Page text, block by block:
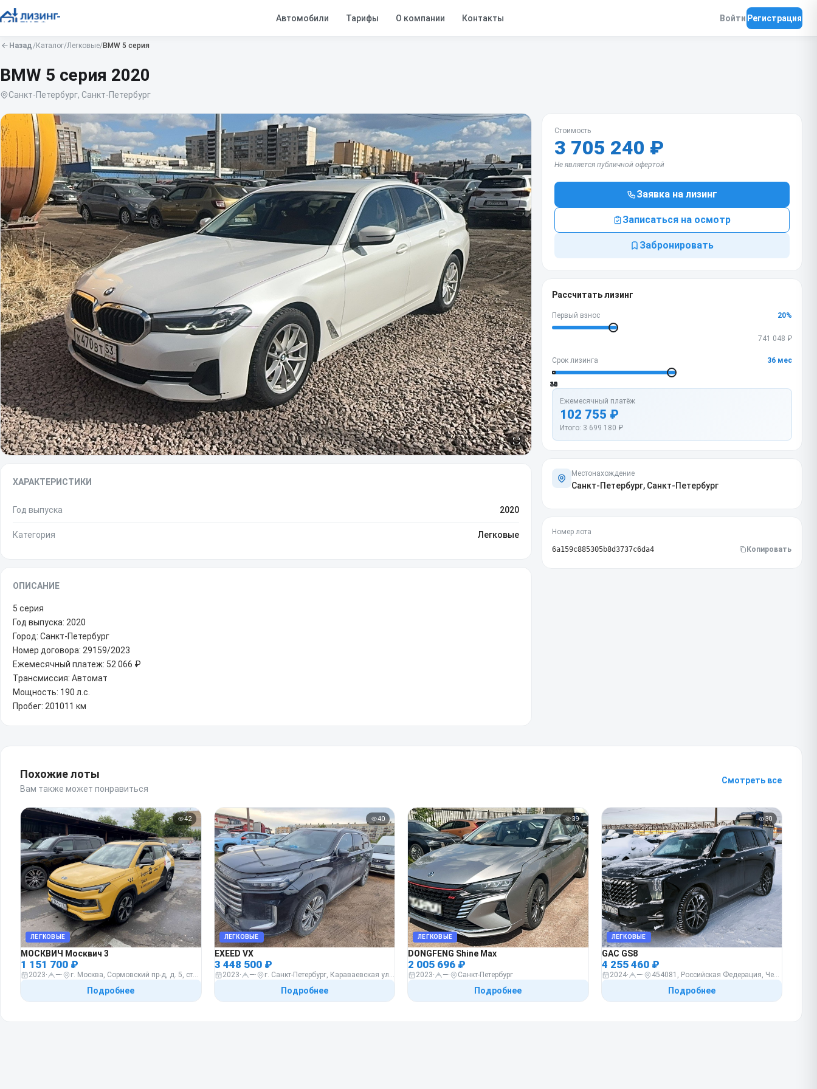
Автомобили Тарифы О компании Контакты Войти Регистрация
Назад/Каталог/Легковые/BMW 5 серия
BMW 5 серия 2020
Санкт-Петербург, Санкт-Петербург
ХАРАКТЕРИСТИКИ
Год выпуска 2020
Категория Легковые
ОПИСАНИЕ
5 серия
Год выпуска: 2020
Город: Санкт-Петербург
Номер договора: 29159/2023
Ежемесячный платеж: 52 066 ₽
Трансмиссия: Автомат
Мощность: 190 л.с.
Пробег: 201011 км
Стоимость
3 705 240 ₽
Не является публичной офертой
Заявка на лизинг
Записаться на осмотр
Забронировать
Рассчитать лизинг
Первый взнос 20%
741 048 ₽
Срок лизинга 36мес
12
24
36
48
60
Ежемесячный платёж
102 755 ₽
Итого: 3 699 180 ₽
Местонахождение
Санкт-Петербург, Санкт-Петербург
Номер лота
6a159c885305b8d3737c6da4 Копировать
Похожие лоты
Вам также может понравиться
Смотреть все
42
ЛЕГКОВЫЕ
МОСКВИЧ Москвич 3
1 151 700 ₽
2023· —· г. Москва, Сормовский пр-д, д. 5, стр.3
Подробнее
40
ЛЕГКОВЫЕ
EXEED VX
3 448 500 ₽
2023· —· г. Санкт-Петербург, Караваевская улица, участок 34
Подробнее
39
ЛЕГКОВЫЕ
DONGFENG Shine Max
2 005 696 ₽
2023· —· Санкт-Петербург
Подробнее
30
ЛЕГКОВЫЕ
GAC GS8
4 255 460 ₽
2024· —· 454081, Российская Федерация, Челябинская обл, г Челябинск, ул Северный Луч, д. 33
Подробнее